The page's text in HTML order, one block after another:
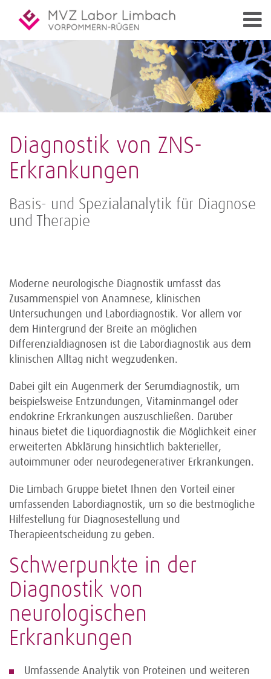
Diagnostik von ZNS-
Erkrankungen
Basis- und Spezialanalytik für Diagnose
und Therapie
Moderne neurologische Diagnostik umfasst das
Zusammenspiel von Anamnese, klinischen
Untersuchungen und Labordiagnostik. Vor allem vor
dem Hintergrund der Breite an möglichen
Differenzialdiagnosen ist die Labordiagnostik aus dem
klinischen Alltag nicht wegzudenken.
Dabei gilt ein Augenmerk der Serumdiagnostik, um
beispielsweise Entzündungen, Vitaminmangel oder
endokrine Erkrankungen auszuschließen. Darüber
hinaus bietet die Liquordiagnostik die Möglichkeit einer
erweiterten Abklärung hinsichtlich bakterieller,
autoimmuner oder neurodegenerativer Erkrankungen.
Die Limbach Gruppe bietet Ihnen den Vorteil einer
umfassenden Labordiagnostik, um so die bestmögliche
Hilfestellung für Diagnosestellung und
Therapieentscheidung zu geben.
Schwerpunkte in der
Diagnostik von
neurologischen
Erkrankungen
Umfassende Analytik von Proteinen und weiteren